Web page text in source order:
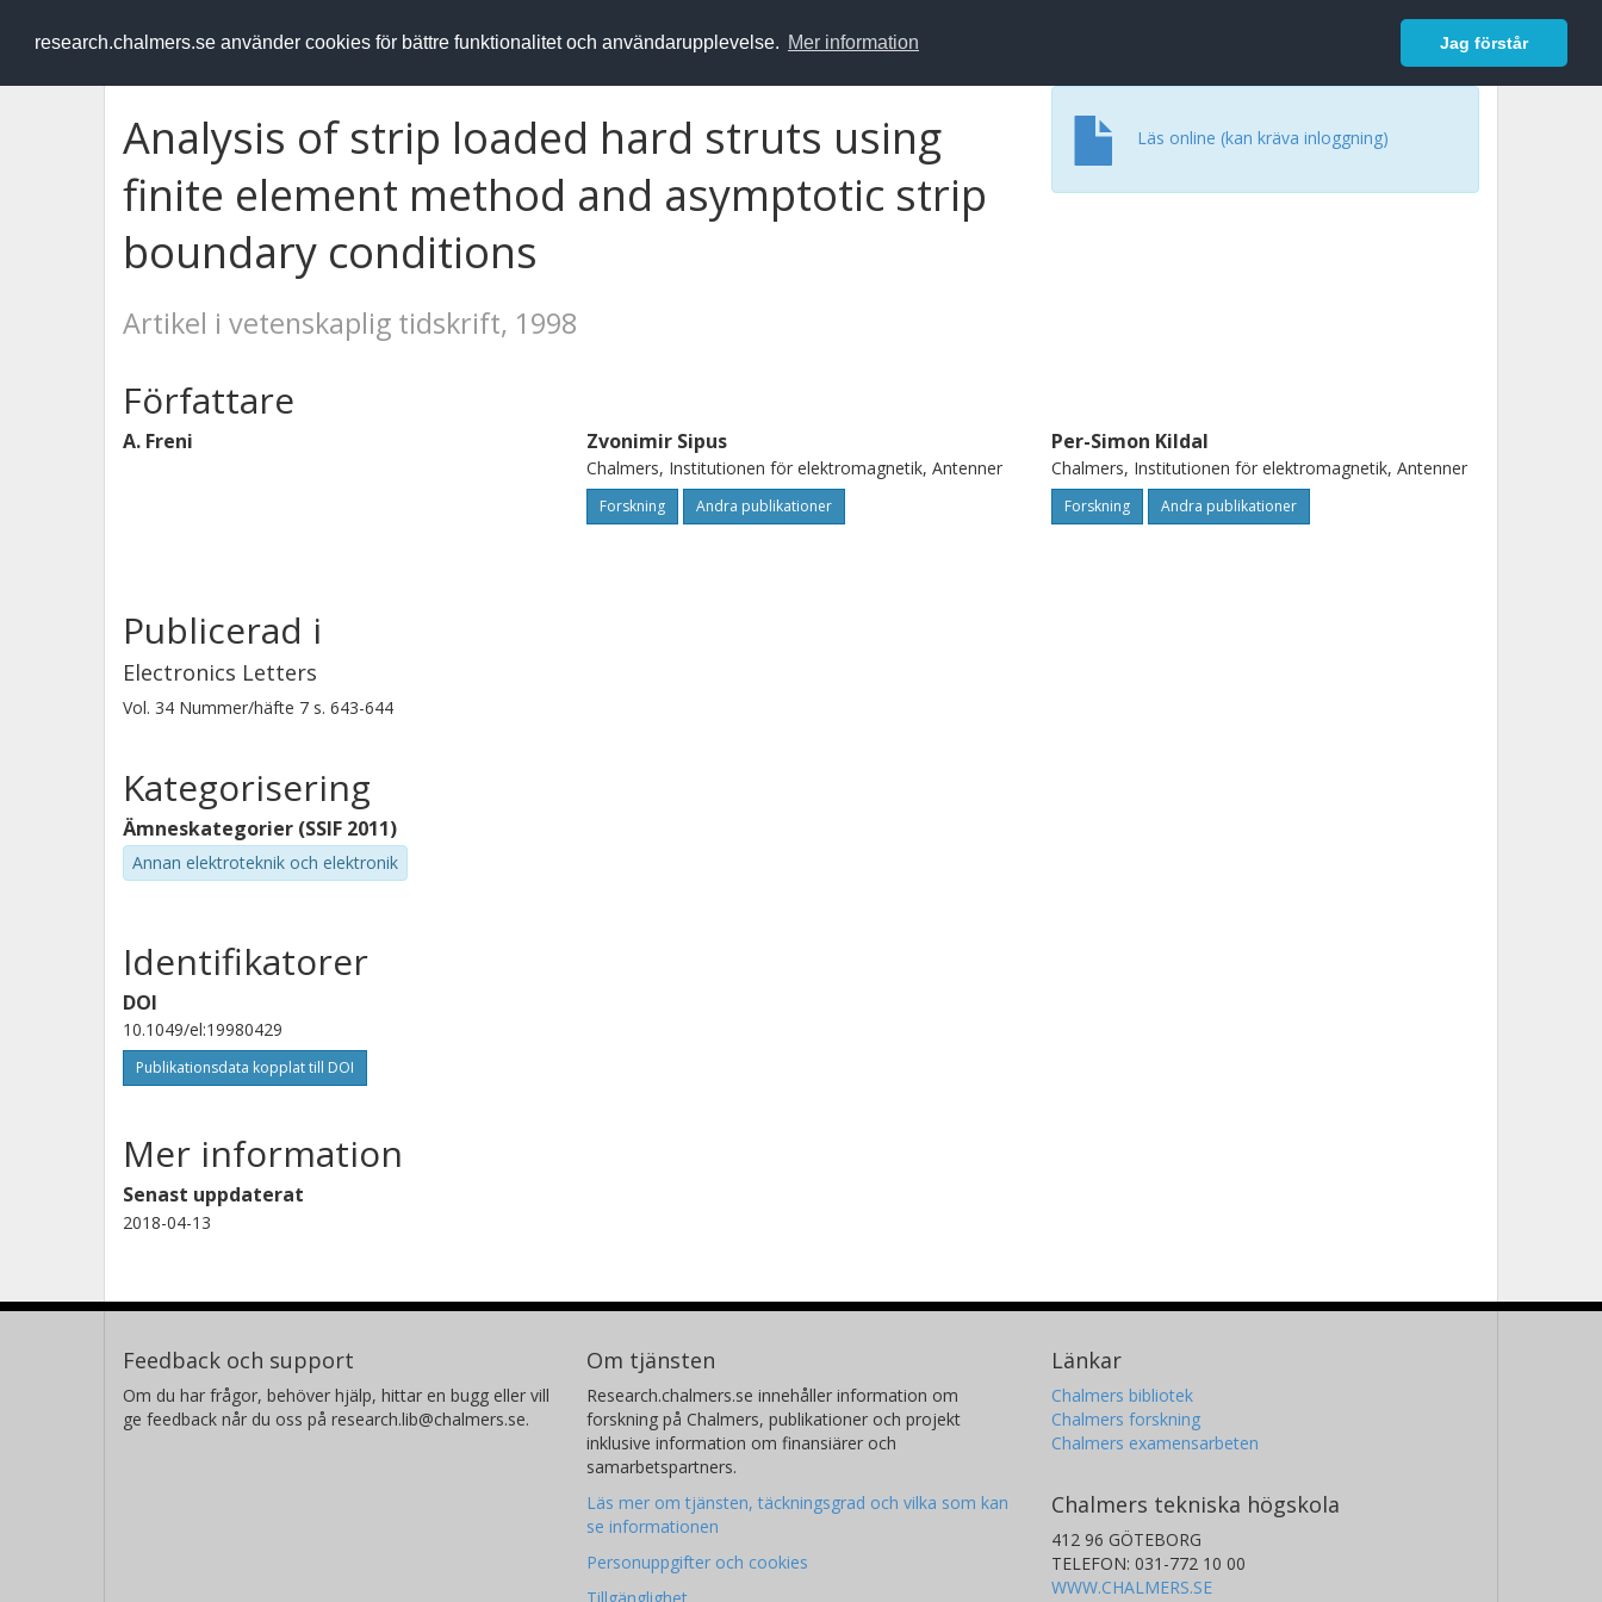
research.chalmers.se använder cookies för bättre funktionalitet och användarupplevelse. Mer information Jag förstår
RESEARCH.chalmers.se Logga in
Analysis of strip loaded hard struts using
finite element method and asymptotic strip
boundary conditions
Artikel i vetenskaplig tidskrift, 1998
Läs online (kan kräva inloggning)
Författare
A. Freni Zvonimir Sipus
Chalmers, Institutionen för elektromagnetik, Antenner
Forskning Andra publikationer
Per-Simon Kildal
Chalmers, Institutionen för elektromagnetik, Antenner
Forskning Andra publikationer
Publicerad i
Electronics Letters
Vol. 34 Nummer/häfte 7 s. 643-644
Kategorisering
Ämneskategorier (SSIF 2011)
Annan elektroteknik och elektronik
Identifikatorer
DOI
10.1049/el:19980429
Publikationsdata kopplat till DOI
Mer information
Senast uppdaterat
2018-04-13
Feedback och support
Om du har frågor, behöver hjälp, hittar en bugg eller vill
ge feedback når du oss på research.lib@chalmers.se.
Om tjänsten
Research.chalmers.se innehåller information om
forskning på Chalmers, publikationer och projekt
inklusive information om finansiärer och
samarbetspartners.
Läs mer om tjänsten, täckningsgrad och vilka som kan
se informationen
Personuppgifter och cookies
Länkar
Chalmers bibliotek
Chalmers forskning
Chalmers examensarbeten
Chalmers tekniska högskola
412 96 GÖTEBORG
TELEFON: 031-772 10 00
WWW.CHALMERS.SE